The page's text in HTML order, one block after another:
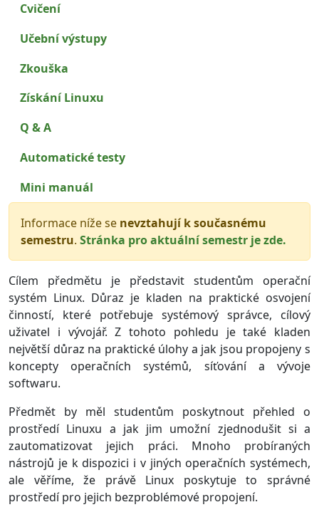
Cvičení
Učební výstupy
Zkouška
Získání Linuxu
Q & A
Automatické testy
Mini manuál
Informace níže se nevztahují k současnému
semestru. Stránka pro aktuální semestr je zde.
Cílem předmětu je představit studentům operační
systém Linux. Důraz je kladen na praktické osvojení
činností, které potřebuje systémový správce, cílový
uživatel i vývojář. Z tohoto pohledu je také kladen
největší důraz na praktické úlohy a jak jsou propojeny s
koncepty operačních systémů, síťování a vývoje
softwaru.
Předmět by měl studentům poskytnout přehled o
prostředí Linuxu a jak jim umožní zjednodušit si a
zautomatizovat jejich práci. Mnoho probíraných
nástrojů je k dispozici i v jiných operačních systémech,
ale věříme, že právě Linux poskytuje to správné
prostředí pro jejich bezproblémové propojení.